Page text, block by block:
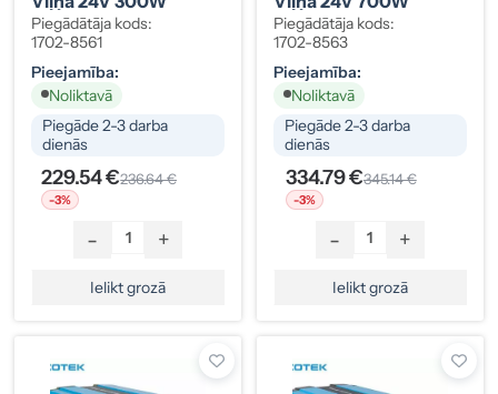
Piegādātāja kods:
1702-8561
Pieejamība:
Noliktavā
Piegāde 2-3 darba
dienās
229.54 €236.64 €
-3%
- +
Ielikt grozā
Piegādātāja kods:
1702-8563
Pieejamība:
Noliktavā
Piegāde 2-3 darba
dienās
334.79 €345.14 €
-3%
- +
Ielikt grozā